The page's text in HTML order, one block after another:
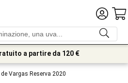
a partire da 120 €
Vargas Reserva 2020